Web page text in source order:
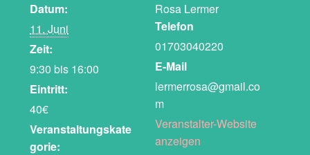
Datum:
11. Juni
Zeit:
9:30 bis 16:00
Eintritt:
40€
Veranstaltungskate
gorie:
Rosa Lermer
Telefon
01703040220
E-Mail
lermerrosa@gmail.co
m
Veranstalter-Website
anzeigen